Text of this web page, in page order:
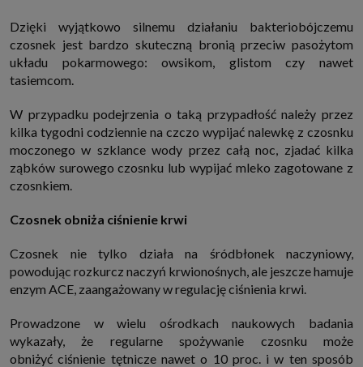
Przysługują Ci następujące uprawnienia wobec Twoich danych i ich
przetwarzania przez nas, inne podmioty z Grupy SAGIER i Zaufanych
Partnerów:
chwili wycofać (cofnięcie zgody oczywiście nie uchyli zgodności z prawem
2. Masz również prawo żądania dostępu do Twoich danych osobowych, ich
sprostowania, usunięcia lub ograniczenia przetwarzania, prawo do
przeniesienia danych, wyrażenia sprzeciwu wobec przetwarzania danych
oraz prawo do wniesienia skargi do organu nadzorczego, którym w Polsce
jest Prezes Urzędu Ochrony Danych Osobowych.Pod tym adresem
znajdziesz dodatkowe informacje dotyczące przetwarzania danych i
Twoich uprawnień.
Dzięki wyjątkowo silnemu działaniu bakteriobójczemu
czosnek jest bardzo skuteczną bronią przeciw pasożytom
układu pokarmowego: owsikom, glistom czy nawet
tasiemcom.
W przypadku podejrzenia o taką przypadłość należy przez
kilka tygodni codziennie na czczo wypijać nalewkę z czosnku
moczonego w szklance wody przez całą noc, zjadać kilka
ząbków surowego czosnku lub wypijać mleko zagotowane z
czosnkiem.
Czosnek obniża ciśnienie krwi
Czosnek nie tylko działa na śródbłonek naczyniowy,
powodując rozkurcz naczyń krwionośnych, ale jeszcze hamuje
enzym ACE, zaangażowany w regulację ciśnienia krwi.
Prowadzone w wielu ośrodkach naukowych badania
wykazały, że regularne spożywanie czosnku może
obniżyć ciśnienie tętnicze nawet o 10 proc. i w ten sposób